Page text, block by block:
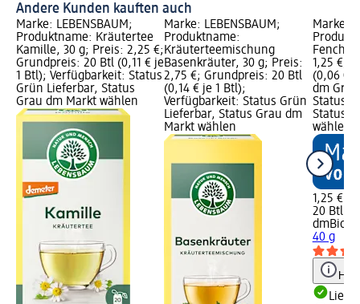
Andere Kunden kauften auch
Marke: LEBENSBAUM;
Produktname: Kräutertee
Kamille, 30 g; Preis: 2,25 €;
Grundpreis: 20 Btl (0,11 € je
1 Btl); Verfügbarkeit: Status
Grün Lieferbar, Status
Grau dm Markt wählen
Marke: LEBENSBAUM;
Produktname:
Kräuterteemischung
Basenkräuter, 30 g; Preis:
2,75 €; Grundpreis: 20 Btl
(0,14 € je 1 Btl);
Verfügbarkeit: Status Grün
Lieferbar, Status Grau dm
Markt wählen
Marke:
1,25 €;
(0,06 €
dm
Status
Status
wählen
1,25 €
20 Btl
dmBio
40 g